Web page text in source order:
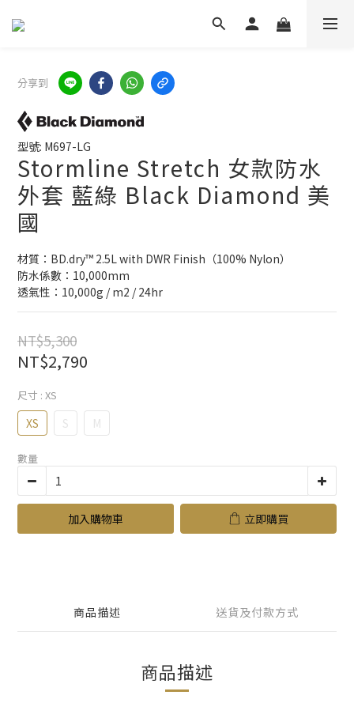
分享到
型號: M697-LG
Stormline Stretch 女款防水
外套 藍綠 Black Diamond 美
國
材質：BD.dry™ 2.5L with DWR Finish（100% Nylon）
防水係數：10,000mm
透氣性：10,000g / m2 / 24hr
NT$5,300
NT$2,790
尺寸 : XS
XS S M
數量
加入購物車 立即購買
商品描述 送貨及付款方式
商品描述